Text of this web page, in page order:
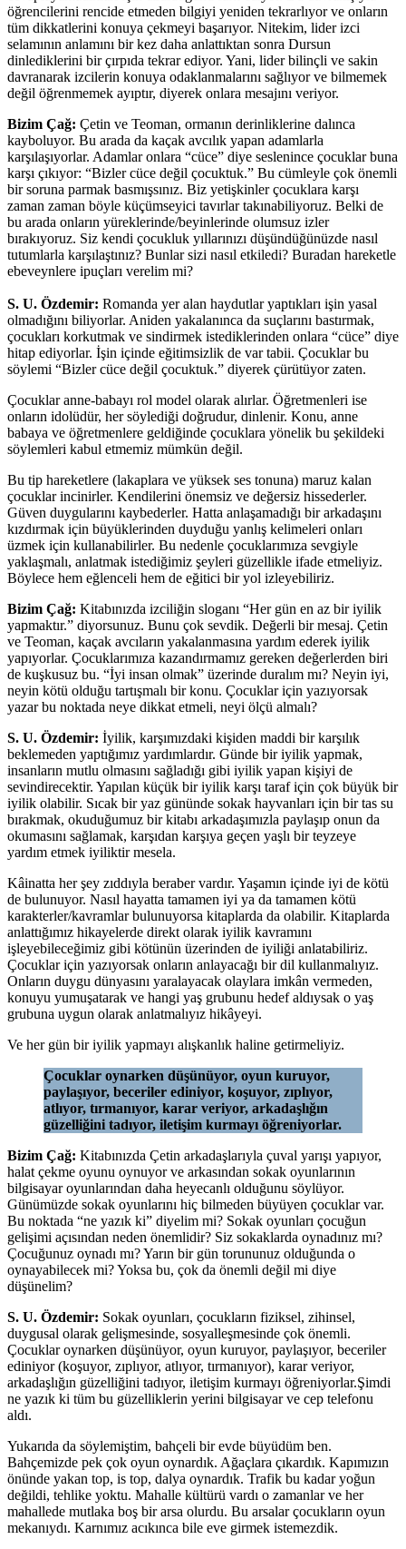
öğrencilerini rencide etmeden bilgiyi yeniden tekrarlıyor ve onların
tüm dikkatlerini konuya çekmeyi başarıyor. Nitekim, lider izci
selamının anlamını bir kez daha anlattıktan sonra Dursun
dinlediklerini bir çırpıda tekrar ediyor. Yani, lider bilinçli ve sakin
davranarak izcilerin konuya odaklanmalarını sağlıyor ve bilmemek
değil öğrenmemek ayıptır, diyerek onlara mesajını veriyor.
Bizim Çağ: Çetin ve Teoman, ormanın derinliklerine dalınca
kayboluyor. Bu arada da kaçak avcılık yapan adamlarla
karşılaşıyorlar. Adamlar onlara “cüce” diye seslenince çocuklar buna
karşı çıkıyor: “Bizler cüce değil çocuktuk.” Bu cümleyle çok önemli
bir soruna parmak basmışsınız. Biz yetişkinler çocuklara karşı
zaman zaman böyle küçümseyici tavırlar takınabiliyoruz. Belki de
bu arada onların yüreklerinde/beyinlerinde olumsuz izler
bırakıyoruz. Siz kendi çocukluk yıllarınızı düşündüğünüzde nasıl
tutumlarla karşılaştınız? Bunlar sizi nasıl etkiledi? Buradan hareketle
ebeveynlere ipuçları verelim mi?
S. U. Özdemir: Romanda yer alan haydutlar yaptıkları işin yasal
olmadığını biliyorlar. Aniden yakalanınca da suçlarını bastırmak,
çocukları korkutmak ve sindirmek istediklerinden onlara “cüce” diye
hitap ediyorlar. İşin içinde eğitimsizlik de var tabii. Çocuklar bu
söylemi “Bizler cüce değil çocuktuk.” diyerek çürütüyor zaten.
Çocuklar anne-babayı rol model olarak alırlar. Öğretmenleri ise
onların idolüdür, her söylediği doğrudur, dinlenir. Konu, anne
babaya ve öğretmenlere geldiğinde çocuklara yönelik bu şekildeki
söylemleri kabul etmemiz mümkün değil.
Bu tip hareketlere (lakaplara ve yüksek ses tonuna) maruz kalan
çocuklar incinirler. Kendilerini önemsiz ve değersiz hissederler.
Güven duygularını kaybederler. Hatta anlaşamadığı bir arkadaşını
kızdırmak için büyüklerinden duyduğu yanlış kelimeleri onları
üzmek için kullanabilirler. Bu nedenle çocuklarımıza sevgiyle
yaklaşmalı, anlatmak istediğimiz şeyleri güzellikle ifade etmeliyiz.
Böylece hem eğlenceli hem de eğitici bir yol izleyebiliriz.
Bizim Çağ: Kitabınızda izciliğin sloganı “Her gün en az bir iyilik
yapmaktır.” diyorsunuz. Bunu çok sevdik. Değerli bir mesaj. Çetin
ve Teoman, kaçak avcıların yakalanmasına yardım ederek iyilik
yapıyorlar. Çocuklarımıza kazandırmamız gereken değerlerden biri
de kuşkusuz bu. “İyi insan olmak” üzerinde duralım mı? Neyin iyi,
neyin kötü olduğu tartışmalı bir konu. Çocuklar için yazıyorsak
yazar bu noktada neye dikkat etmeli, neyi ölçü almalı?
S. U. Özdemir: İyilik, karşımızdaki kişiden maddi bir karşılık
beklemeden yaptığımız yardımlardır. Günde bir iyilik yapmak,
insanların mutlu olmasını sağladığı gibi iyilik yapan kişiyi de
sevindirecektir. Yapılan küçük bir iyilik karşı taraf için çok büyük bir
iyilik olabilir. Sıcak bir yaz gününde sokak hayvanları için bir tas su
bırakmak, okuduğumuz bir kitabı arkadaşımızla paylaşıp onun da
okumasını sağlamak, karşıdan karşıya geçen yaşlı bir teyzeye
yardım etmek iyiliktir mesela.
Kâinatta her şey zıddıyla beraber vardır. Yaşamın içinde iyi de kötü
de bulunuyor. Nasıl hayatta tamamen iyi ya da tamamen kötü
karakterler/kavramlar bulunuyorsa kitaplarda da olabilir. Kitaplarda
anlattığımız hikayelerde direkt olarak iyilik kavramını
işleyebileceğimiz gibi kötünün üzerinden de iyiliği anlatabiliriz.
Çocuklar için yazıyorsak onların anlayacağı bir dil kullanmalıyız.
Onların duygu dünyasını yaralayacak olaylara imkân vermeden,
konuyu yumuşatarak ve hangi yaş grubunu hedef aldıysak o yaş
grubuna uygun olarak anlatmalıyız hikâyeyi.
Ve her gün bir iyilik yapmayı alışkanlık haline getirmeliyiz.
Çocuklar oynarken düşünüyor, oyun kuruyor,
paylaşıyor, beceriler ediniyor, koşuyor, zıplıyor,
atlıyor, tırmanıyor, karar veriyor, arkadaşlığın
güzelliğini tadıyor, iletişim kurmayı öğreniyorlar.
Bizim Çağ: Kitabınızda Çetin arkadaşlarıyla çuval yarışı yapıyor,
halat çekme oyunu oynuyor ve arkasından sokak oyunlarının
bilgisayar oyunlarından daha heyecanlı olduğunu söylüyor.
Günümüzde sokak oyunlarını hiç bilmeden büyüyen çocuklar var.
Bu noktada “ne yazık ki” diyelim mi? Sokak oyunları çocuğun
gelişimi açısından neden önemlidir? Siz sokaklarda oynadınız mı?
Çocuğunuz oynadı mı? Yarın bir gün torununuz olduğunda o
oynayabilecek mi? Yoksa bu, çok da önemli değil mi diye
düşünelim?
S. U. Özdemir: Sokak oyunları, çocukların fiziksel, zihinsel,
duygusal olarak gelişmesinde, sosyalleşmesinde çok önemli.
Çocuklar oynarken düşünüyor, oyun kuruyor, paylaşıyor, beceriler
ediniyor (koşuyor, zıplıyor, atlıyor, tırmanıyor), karar veriyor,
arkadaşlığın güzelliğini tadıyor, iletişim kurmayı öğreniyorlar.Şimdi
ne yazık ki tüm bu güzelliklerin yerini bilgisayar ve cep telefonu
aldı.
Yukarıda da söylemiştim, bahçeli bir evde büyüdüm ben.
Bahçemizde pek çok oyun oynardık. Ağaçlara çıkardık. Kapımızın
önünde yakan top, is top, dalya oynardık. Trafik bu kadar yoğun
değildi, tehlike yoktu. Mahalle kültürü vardı o zamanlar ve her
mahallede mutlaka boş bir arsa olurdu. Bu arsalar çocukların oyun
mekanıydı. Karnımız acıkınca bile eve girmek istemezdik.